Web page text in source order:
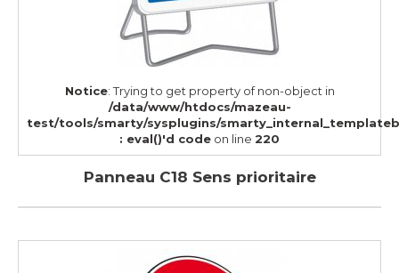
Notice: Trying to get property of non-object in
/data/www/htdocs/mazeau-
test/tools/smarty/sysplugins/
: eval()'d code on line 220
Panneau C18 Sens prioritaire